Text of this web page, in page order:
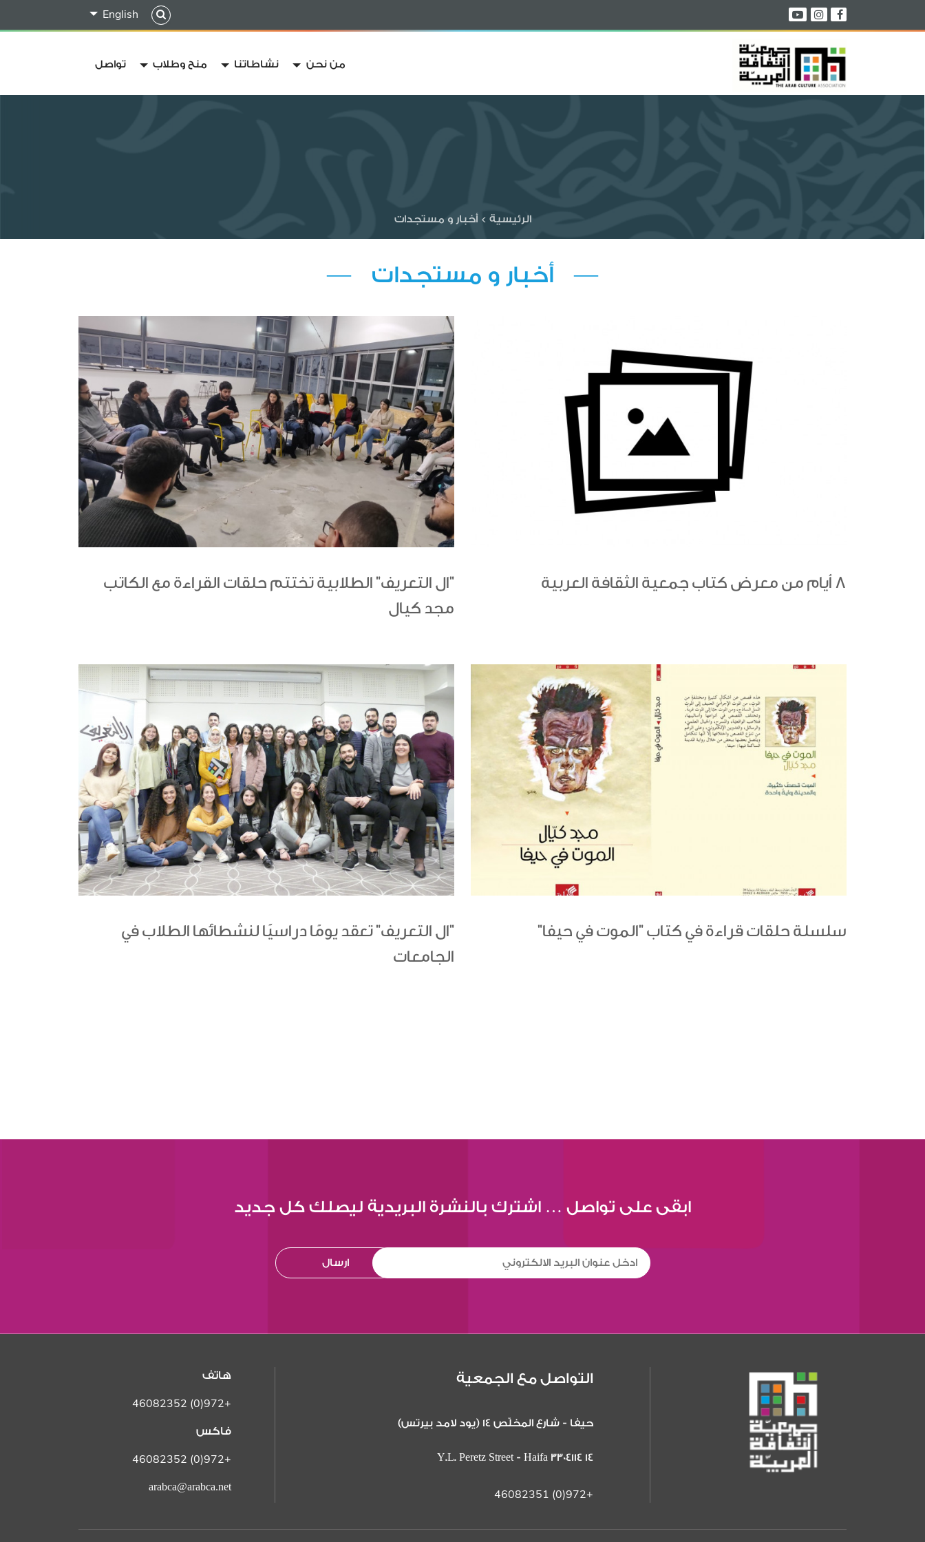
English
من نحن نشاطاتنا منح وطلاب تواصل
الرئيسية >أخبار و مستجدات
— أخبار و مستجدات —
8 أيام من معرض كتاب جمعية الثقافة العربية
"ال التعريف" الطلابية تختتم حلقات القراءة مع الكاتب
مجد كيال
سلسلة حلقات قراءة في كتاب "الموت في حيفا"
"ال التعريف" تعقد يومًا دراسيًا لنشطائها الطلاب في
الجامعات
ابقى على تواصل … اشترك بالنشرة البريدية ليصلك كل جديد
التواصل مع الجمعية
حيفا - شارع المخلّص 14 (يود لامد بيرتس)
14 Y.L. Peretz Street - Haifa 3304114
+972(0) 46082351
هاتف
+972(0) 46082352
فاكس
+972(0) 46082352
arabca@arabca.net